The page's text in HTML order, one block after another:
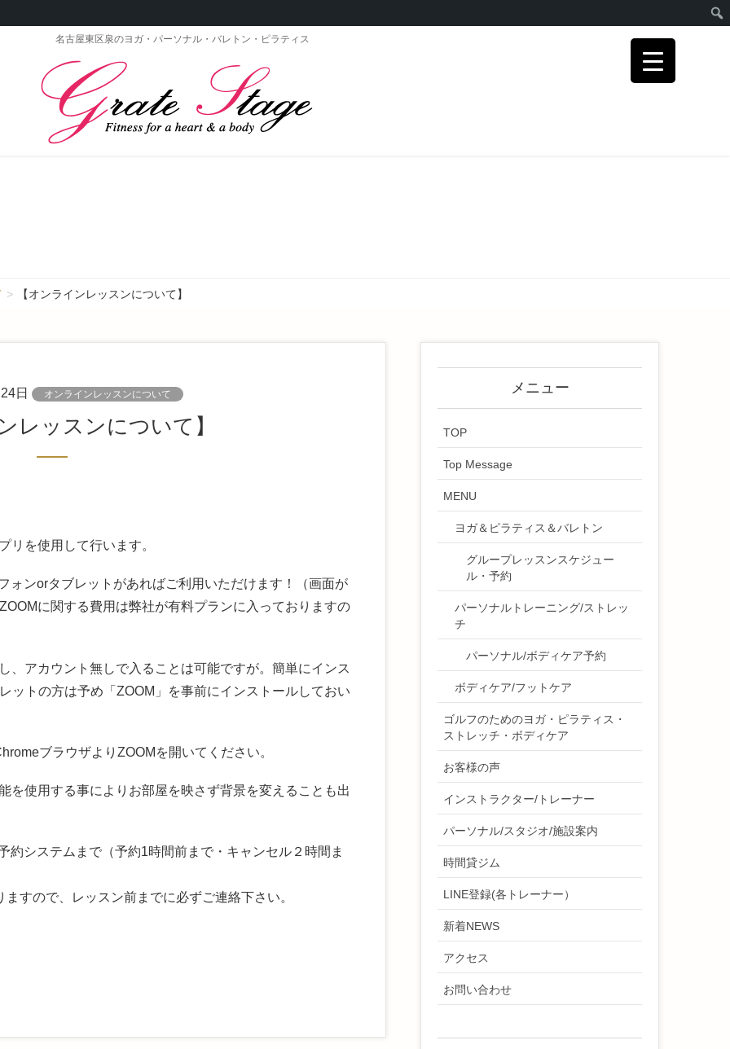
名古屋東区泉のヨガ・パーソナル・バレトン・ピラティス
【オンラインレッスンについて】
日 オンラインレッスンについて
ンレッスンについて】
リを使用して行いま す。
ォンorタブレット があればご利用いただけます！（画面が
に関する費用は弊社が有料プランに入っておりますの
、アカウント無しで入ることは可能ですが。簡単にインス
ットの方は予め「ZOOM」を事前にインストールしておい
ブラウザよりZOOMを開いてください。
を使用する事により お部屋を映さず背景を変えることも出
約システムまで（予約1時間前まで・キャンセル２時間ま
すので、レッスン前までに必ずご連絡下さい。
メニュー
TOP
Top Message
MENU
ヨガ＆ピラティス＆バレトン
グループレッスンスケジュー
ル・予約
パーソナルトレーニング/ストレッ
チ
パーソナル/ボディケア予約
ボディケア/フットケア
ゴルフのためのヨガ・ピラティス・
ストレッチ・ボディケア
お客様の声
インストラクター/トレーナー
パーソナル/スタジオ/施設案内
時間貸ジム
LINE登録(各トレーナー）
新着NEWS
アクセス
お問い合わせ